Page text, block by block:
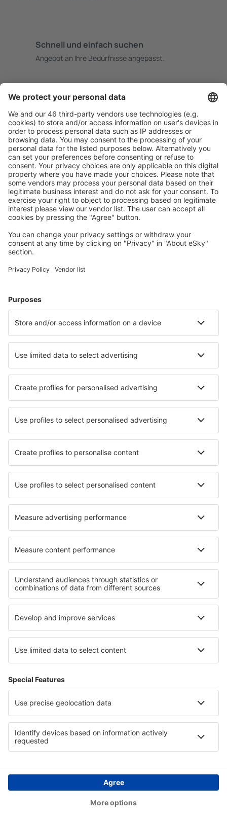
Schnell und einfach suchen
Angebot an Ihre Bedürfnisse angepasst.
Buchen ohne Sorgen mit einer kostenlosen
Stornierungsoption.
Mehr sparen
Attraktive Preise und Spezialangebote für eingeloggte
Benutzer.
Unterkünfte, die Sie mögen
Wählen Sie aus über 1,3 Millionen Unterkünften: Hotels,
Hütten, Apartments und andere.
Meist gesuchte Unterkünfte von eSky Nutzern
Unterkünfte in Litauen - Beliebte Städte
Unterkunft in Palanga Unterkunft in Vilnius
Unterkunft in Gečaičiai Unterkunft in Smalininkai
Unterkunft in Visaginas Unterkunft Kintai
Die besten Unterkünfte - Städte
Unterkunft in Agonda Unterkunft in Hanerau-Hademarschen
Unterkunft in L'Absie Unterkunft in St Gervais-Sur-Mare
Unterkunft in Alterkulz Unterkunft in Saint-Michel
Unterkunft in East Hanover Unterkunft in Tatvan
Die besten Unterkünfte - Regionen
Unterkunft in Litauen Unterkunft in Nationalpark Aukštaitija
Unterkunft in Nationalpark Dzūkija
Unterkunft in Costa da Morte Unterkunft in Nevada
Unterkunft in Albanien Unterkunft in Elsass
Unterkunft in Kreis Brașov
Copyright © eSkyTravel.de. Alle Rechte vorbehalten.